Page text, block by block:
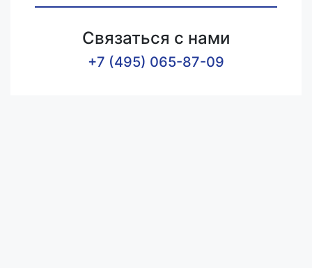
Связаться с нами
+7 (495) 065-87-09